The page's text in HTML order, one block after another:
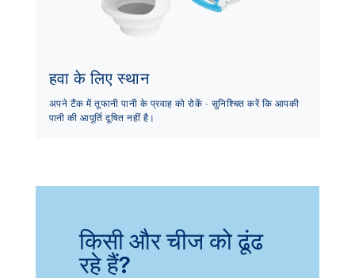
हवा के लिए स्थान
अपने टैंक में तूफानी पानी के प्रवाह को रोकें - सुनिश्चित करें कि आपकी
पानी की आपूर्ति दूषित नहीं है।
किसी और चीज को ढूंढ
रहे हैं?